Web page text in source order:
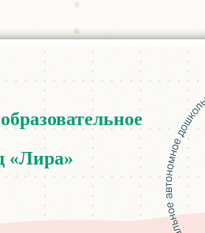
образовательное
«Лира»